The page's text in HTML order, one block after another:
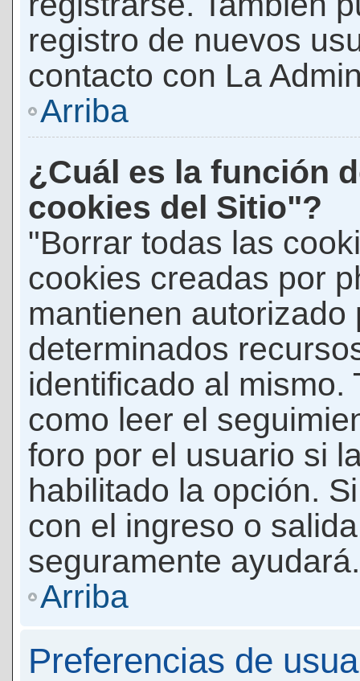
registro de nuevos
contacto con La
Arriba
¿Cuál es la función
cookies del Sitio"?
"Borrar todas las
cookies creadas por
mantienen autorizado
determinados
identificado al mismo.
como leer el
foro por el usuario si
habilitado la opción.
con el ingreso o
seguramente ayudará.
Arriba
Preferencias de